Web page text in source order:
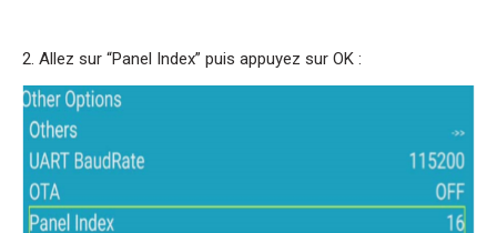
2. Allez sur “Panel Index” puis appuyez sur OK :